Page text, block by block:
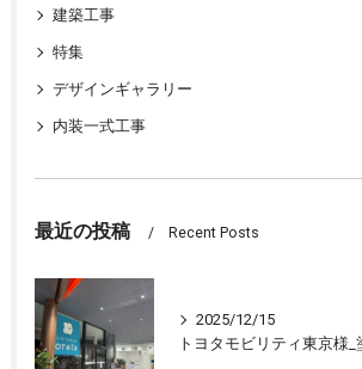
建築工事
特集
デザインギャラリー
内装一式工事
最近の投稿 Recent Posts
2025/12/15
トヨタモビリティ東京様_